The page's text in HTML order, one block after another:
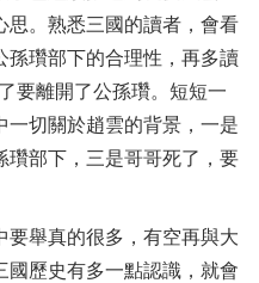
思。熟悉三國的讀者，會看
孫瓚部下的合理性，再多讀
要離開了公孫瓚。短短一
切關於趙雲的背景，一是
瓚部下，三是哥哥死了，要
舉真的很多，有空再與大
歷史有多一點認識，就會